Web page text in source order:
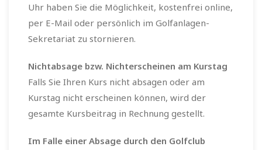
Uhr haben Sie die Möglichkeit, kostenfrei online,
per E-Mail oder persönlich im Golfanlagen-
Sekretariat zu stornieren.
Nichtabsage bzw. Nichterscheinen am Kurstag
Falls Sie Ihren Kurs nicht absagen oder am
Kurstag nicht erscheinen können, wird der
gesamte Kursbeitrag in Rechnung gestellt.
Im Falle einer Absage durch den Golfclub